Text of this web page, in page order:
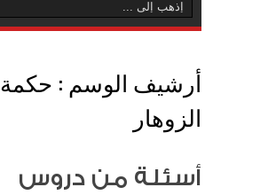
أرشيف الوسم : حكمة
الزوهار
أسئلة من دروس